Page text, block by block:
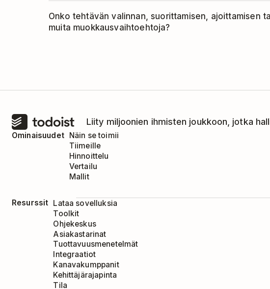
Onko tehtävän valinnan, suorittamisen, ajoittamisen
muita muokkausvaihtoehtoja?
Liity miljoonien ihmisten joukkoon, jotka
Ominaisuudet Näin se toimii
Tiimeille
Hinnoittelu
Vertailu
Mallit
Resurssit Lataa sovelluksia
Toolkit
Ohjekeskus
Asiakastarinat
Tuottavuusmenetelmät
Integraatiot
Kanavakumppanit
Kehittäjärajapinta
Tila